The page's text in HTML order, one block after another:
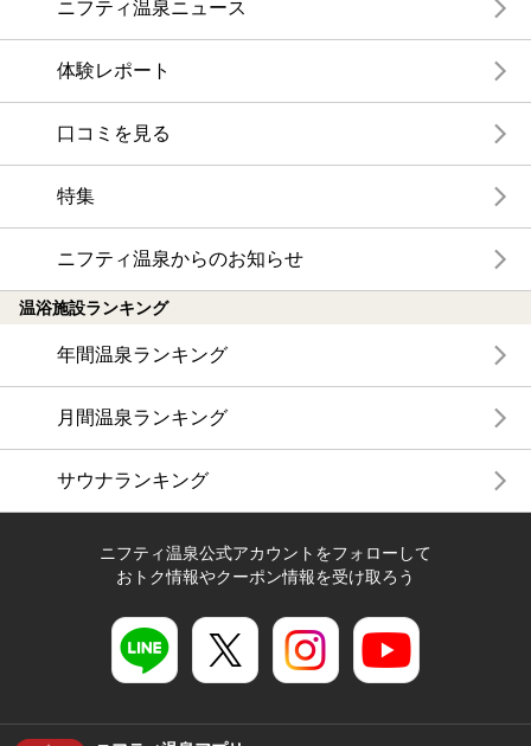
ニフティ温泉ニュース
体験レポート
口コミを見る
特集
ニフティ温泉からのお知らせ
温浴施設ランキング
年間温泉ランキング
月間温泉ランキング
サウナランキング
ニフティ温泉公式アカウントをフォローして
おトク情報やクーポン情報を受け取ろう